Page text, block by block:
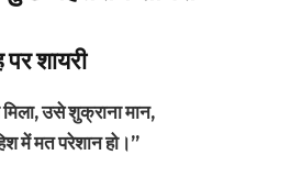
शायरी
उसे शुक्राना मान,
में मत परेशान हो।”